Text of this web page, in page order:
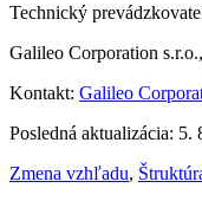
Technický
Galileo Corporation
Kontakt: Galileo
Posledná aktualizácia: 5.
Zmena vzhľadu,